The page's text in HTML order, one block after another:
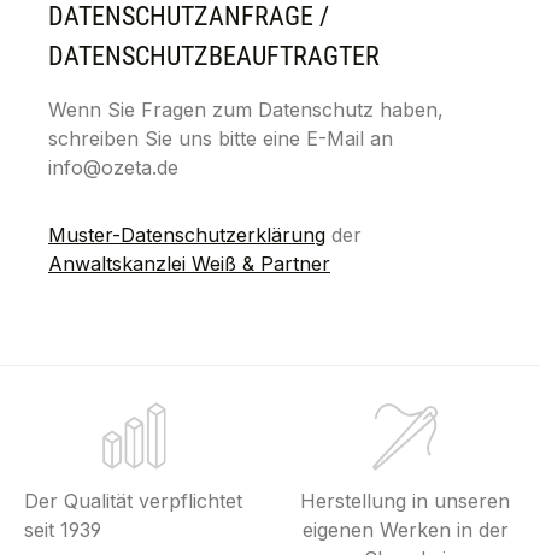
DATENSCHUTZANFRAGE /
DATENSCHUTZBEAUFTRAGTER
Wenn Sie Fragen zum Datenschutz haben,
schreiben Sie uns bitte eine E-Mail an
info@ozeta.de
Muster-Datenschutzerklärung der
Anwaltskanzlei Weiß & Partner
Der Qualität verpflichtet
seit 1939
Herstellung in unseren
eigenen Werken in der